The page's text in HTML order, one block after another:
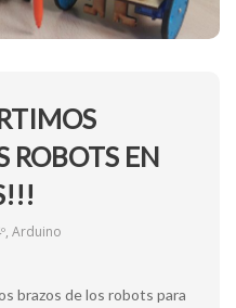
ROBOTS EN
, Arduino
brazos de los robots para